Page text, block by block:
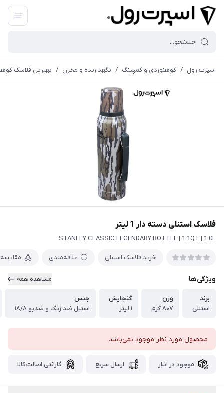
اسپرت رول / کوهنوردی و کمپینگ / نگهدارنده و مخزن / بهترین فلاسک
فلاسک استنلی دسته دار 1 لیتر
STANLEY CLASSIC LEGENDARY BOTTLE | 1.1QT | 1.0L
خرید فلاسک استنلی علاقه‌مندی مقایسه
ویژگی‌ها مشاهده همه
برند
استنلی
وزن
۸۰۷ گرم
گنجایش
۱ لیتر
جنس
استیل ضد زنگ و ضدبو ۱۸/۸
محصول مورد نظر موجود نمی‌باشد.
موجود در انبار ارسال سریع گارانتی اصالت کالا